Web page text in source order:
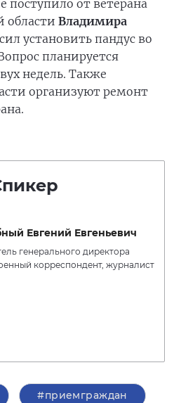
поступило от ветерана
области Владимира
установить пандус во
планируется
недель. Также
организуют ремонт
Евгений Евгеньевич
генерального директора
корреспондент, журналист
#приемграждан